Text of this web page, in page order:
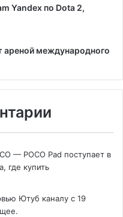
Yandex по Dota 2,
ареной международного
— POCO Pad поступает в
где купить
Ютуб каналу с 19